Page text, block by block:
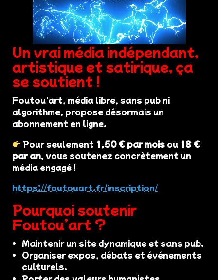
Un vrai média indépendant,
artistique et satirique, ça
se soutient !
Foutou'art, média libre, sans pub ni
algorithme, propose désormais un
abonnement en ligne.
Pour seulement 1,50 € par mois ou 18 €
par an, vous soutenez concrètement un
média engagé !
https://foutouart.fr/inscription/
Pourquoi soutenir
Foutou’art ?
Maintenir un site dynamique et sans pub.
Organiser expos, débats et événements
culturels.